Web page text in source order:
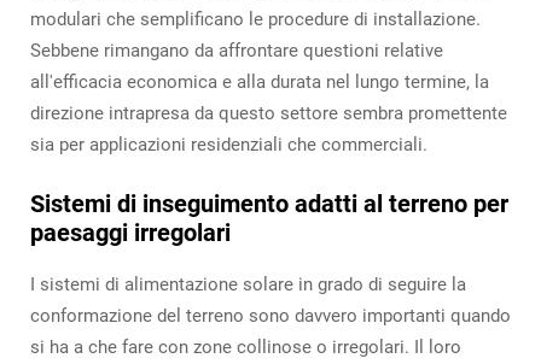
modulari che semplificano le procedure di installazione.
Sebbene rimangano da affrontare questioni relative
all'efficacia economica e alla durata nel lungo termine, la
direzione intrapresa da questo settore sembra promettente
sia per applicazioni residenziali che commerciali.
Sistemi di inseguimento adatti al terreno per
paesaggi irregolari
I sistemi di alimentazione solare in grado di seguire la
conformazione del terreno sono davvero importanti quando
si ha a che fare con zone collinose o irregolari. Il loro